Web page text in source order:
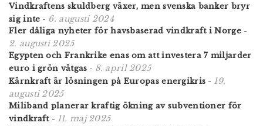
Vindkraftens skuldberg växer, men svenska banker bryr
sig inte - 6. augusti 2024
Fler dåliga nyheter för havsbaserad vindkraft i Norge-
2. augusti 2025
Egypten och Frankrike enas om att investera 7 miljarder
euro i grön vätgas - 8. april 2025
Kärnkraft är lösningen på Europas energikris - 19.
augusti 2025
Miliband planerar kraftig ökning av subventioner för
vindkraft- 11. maj 2025